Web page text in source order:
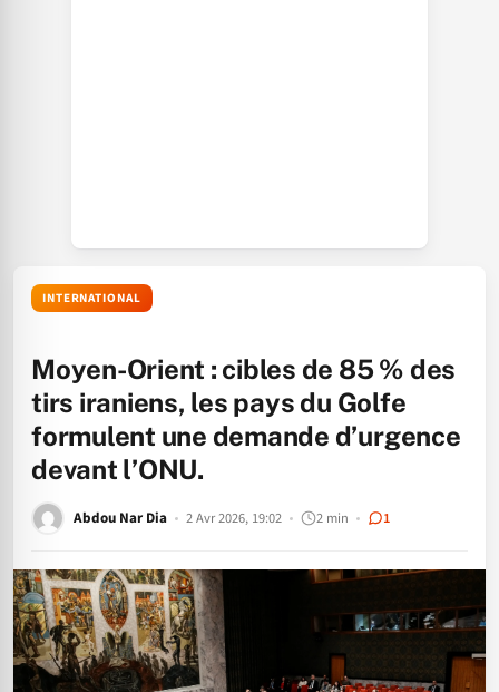
INTERNATIONAL
Moyen-Orient : cibles de 85 % des
tirs iraniens, les pays du Golfe
formulent une demande d’urgence
devant l’ONU.
Abdou Nar Dia 2 Avr 2026, 19:02 2 min 1